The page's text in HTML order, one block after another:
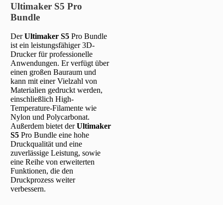
Ultimaker S5 Pro
Bundle
DerUltimaker S5 Pro Bundle
ist ein leistungsfähiger 3D-
Drucker für professionelle
Anwendungen. Er verfügt über
einen großen Bauraum und
kann mit einer Vielzahl von
Materialien gedruckt werden,
einschließlich High-
Temperature-Filamente wie
Nylon und Polycarbonat.
Außerdem bietet derUltimaker
S5 Pro Bundle eine hohe
Druckqualität und eine
zuverlässige Leistung, sowie
eine Reihe von erweiterten
Funktionen, die den
Druckprozess weiter
verbessern.